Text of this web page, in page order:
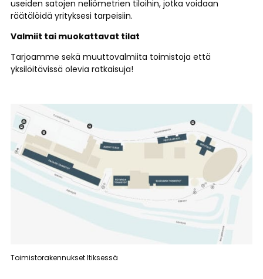
useiden satojen neliömetrien tiloihin, jotka voidaan
räätälöidä yrityksesi tarpeisiin.
Valmiit tai muokattavat tilat
Tarjoamme sekä muuttovalmiita toimistoja että
yksilöitävissä olevia ratkaisuja!
Toimistorakennukset Itiksessä